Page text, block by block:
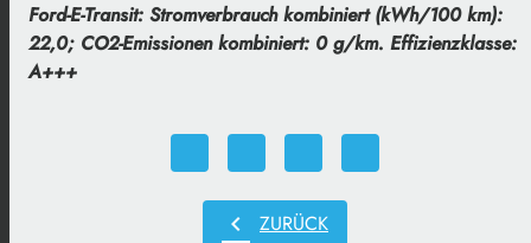
Ford-E-Transit: Stromverbrauch kombiniert (kWh/100 km):
22,0; CO2-Emissionen kombiniert: 0 g/km. Effizienzklasse:
A+++
chevron_left ZURÜCK